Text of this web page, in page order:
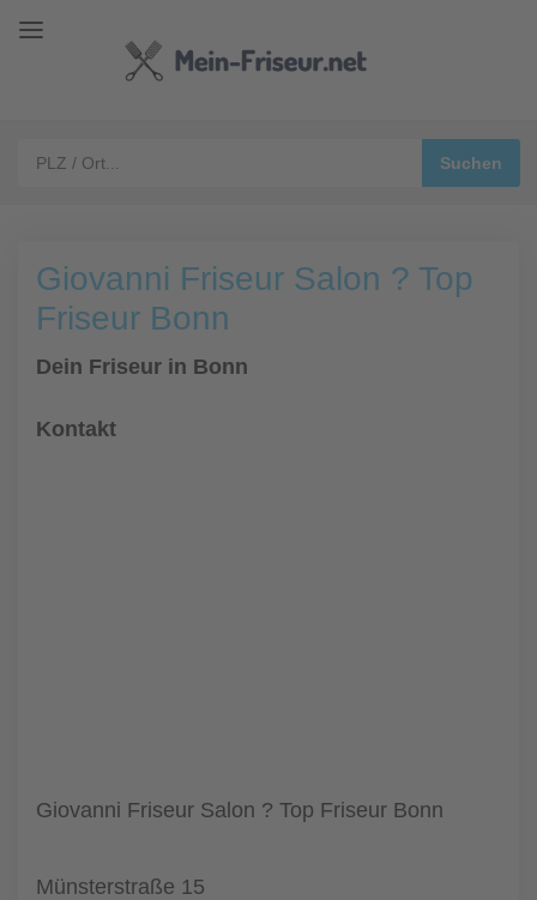
Giovanni Friseur Salon ? Top
Friseur Bonn
Dein Friseur in Bonn
Kontakt
Giovanni Friseur Salon ? Top Friseur Bonn
Münsterstraße 15